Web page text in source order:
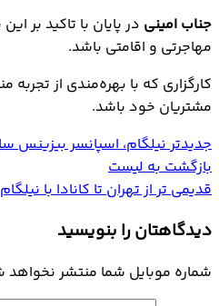
جناب امینی در پایان با تاکید بر
مهاجرتی و اقامتی باشد.
کارگزاری که با بهره‌مندی از
مشتریان خود باشد.
جدیدترنیلگام، اسپانسر بیزینس
بازگشت به لیست
قدیمی تراز تهران تا کانادا با نیلگام
دیدگاهتان را بنویسید
شماره موبایل شما منتشر